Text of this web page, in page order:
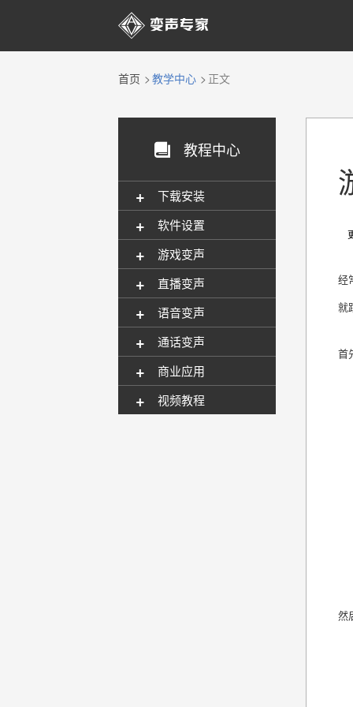

首页 教学中心 正文
 教程中心
下载安装
+
软件设置
+
游戏变声
+
直播变声
+
语音变声
+
通话变声
+
商业应用
+
视频教程
+
经
就
首
然